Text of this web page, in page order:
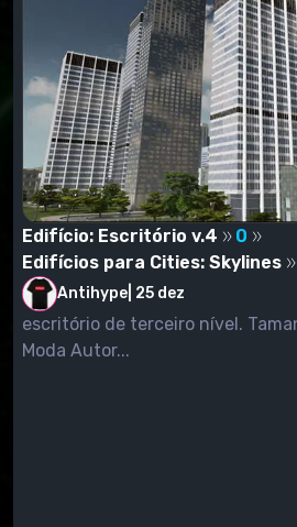
Edifício: Escritório v.4
0
Edifícios para Cities: Skylines
Antihype 25 dez
escritório de terceiro nível. Tamanho do edifício 4x4
Moda Autor...